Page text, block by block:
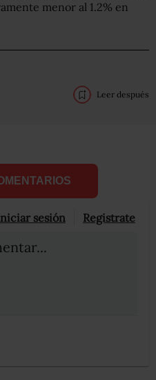
menor al 1.2% en
Leer después
sesión Registrate